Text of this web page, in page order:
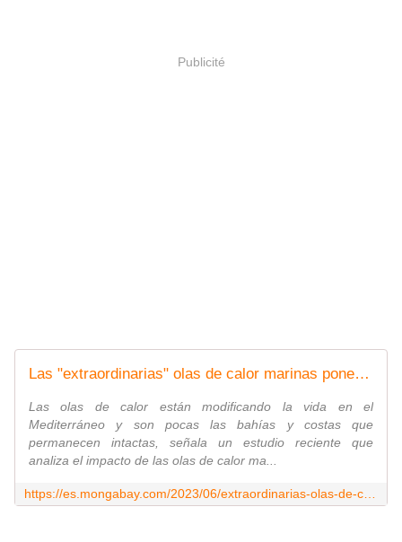
Publicité
Las "extraordinarias" olas de calor marinas ponen en un grave riesgo a los ecosistemas del Mediterráneo
Las olas de calor están modificando la vida en el
Mediterráneo y son pocas las bahías y costas que
permanecen intactas, señala un estudio reciente que
analiza el impacto de las olas de calor ma...